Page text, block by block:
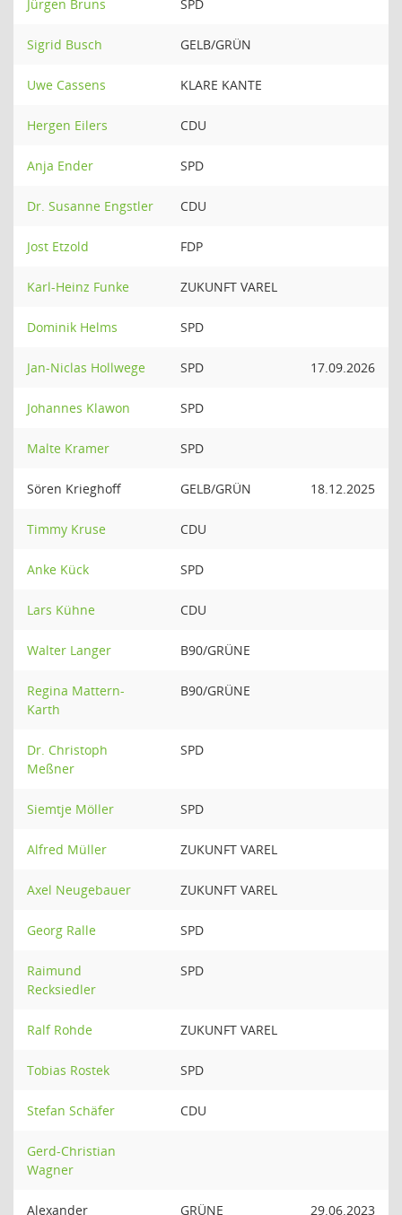
Jürgen Bruns SPD
Sigrid Busch GELB/GRÜN
Uwe Cassens KLARE KANTE
Hergen Eilers CDU
Anja Ender SPD
Dr. Susanne Engstler CDU
Jost Etzold FDP
Karl-Heinz Funke ZUKUNFT VAREL
Dominik Helms SPD
Jan-Niclas Hollwege SPD 17.09.2026
Johannes Klawon SPD
Malte Kramer SPD
Sören Krieghoff GELB/GRÜN 18.12.2025
Timmy Kruse CDU
Anke Kück SPD
Lars Kühne CDU
Walter Langer B90/GRÜNE
Regina Mattern-
Karth
B90/GRÜNE
Dr. Christoph
Meßner
SPD
Siemtje Möller SPD
Alfred Müller ZUKUNFT VAREL
Axel Neugebauer ZUKUNFT VAREL
Georg Ralle SPD
Raimund
Recksiedler
SPD
Ralf Rohde ZUKUNFT VAREL
Tobias Rostek SPD
Stefan Schäfer CDU
Gerd-Christian
Wagner
Alexander GRÜNE 29.06.2023